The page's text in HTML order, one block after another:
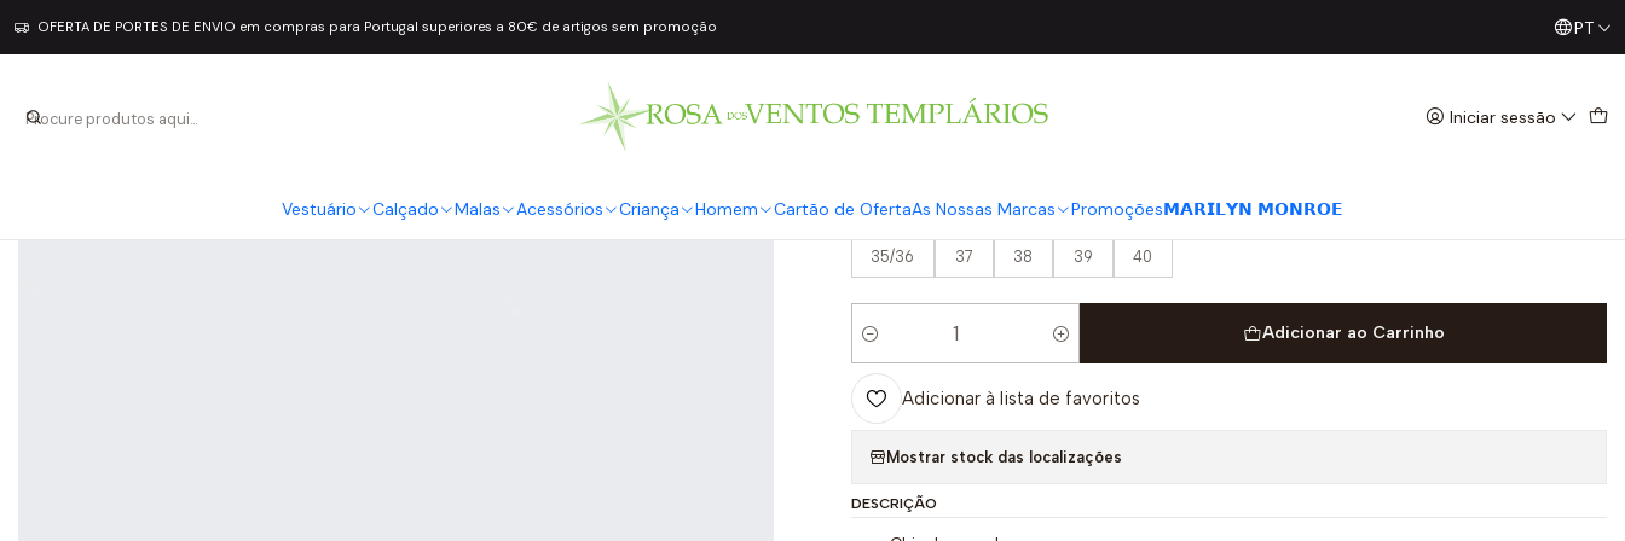
Iniciar sessão
Vestuário Calçado Malas Acessórios Criança Homem Cartão de OfertaAs Nossas Marcas Promoções𝗠𝗔𝗥𝗜𝗟𝗬𝗡 𝗠𝗢𝗡𝗥𝗢𝗘
OFERTA DE PORTES DE ENVIO em compras para Portugal superiores a 80€ de artigos sem promoção Já conhece os nossos Diretos? Todas as Segundas /PT
|
Melissa
Preto
35/36 37 38 39 40
Quantidade
Adicionar ao Carrinho
Adicionar à lista de favoritos
Mostrar stock das localizações
DESCRIÇÃO